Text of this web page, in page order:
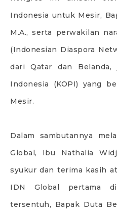
Indonesia untuk Mesir,
M.A., serta perwakilan
(Indonesian Diaspora
dari Qatar dan Belanda,
Indonesia (KOPI) yang
Mesir.
Dalam sambutannya
Global, Ibu Nathalia
syukur dan terima kasih
IDN Global pertama
tersentuh, Bapak Duta